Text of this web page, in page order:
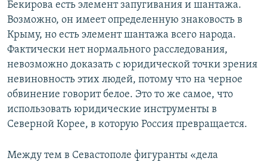
Бекирова есть элемент запугивания и шантажа.
Возможно, он имеет определенную знаковость в
Крыму, но есть элемент шантажа всего народа.
Фактически нет нормального расследования,
невозможно доказать с юридической точки зрения
невиновность этих людей, потому что на черное
обвинение говорит белое. Это то же самое, что
использовать юридические инструменты в
Северной Корее, в которую Россия превращается.
Между тем в Севастополе фигуранты «дела